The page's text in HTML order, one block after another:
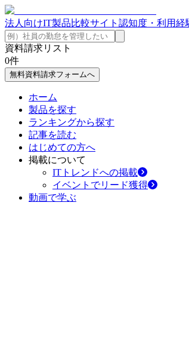
法人向けIT製品比較サイト 認知度・利用経
資料請求リスト
0件
無料資料請求フォームへ
ホーム
製品を探す
ランキングから探す
記事を読む
はじめての方へ
掲載について
ITトレンドへの掲載
イベントでリード獲得
動画で学ぶ